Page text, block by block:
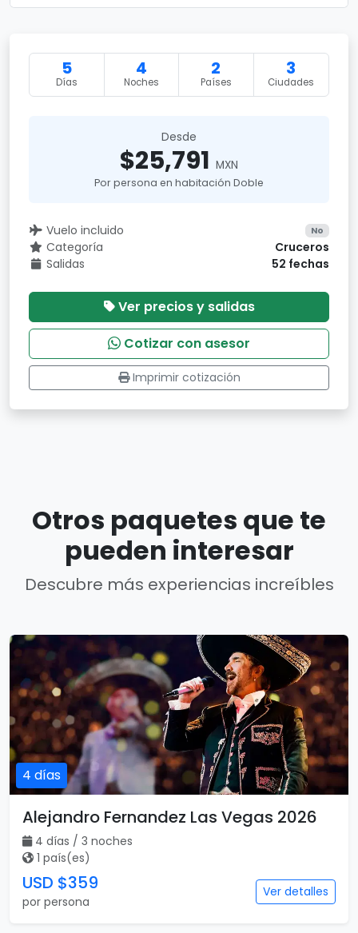
5
Días
4
Noches
2
Países
3
Ciudades
Desde
$25,791 MXN
Por persona en habitación Doble
Vuelo incluido No
Categoría
Cruceros
Salidas
52 fechas
Ver precios y salidas
Cotizar con asesor
Imprimir cotización
Otros paquetes que te
pueden interesar
Descubre más experiencias increíbles
4 días
Alejandro Fernandez Las Vegas 2026
4 días / 3 noches
1 país(es)
USD $359
por persona
Ver detalles